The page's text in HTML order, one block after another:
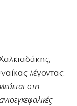
λέγοντας:
στη